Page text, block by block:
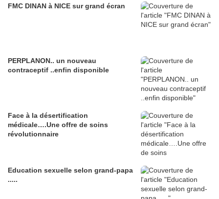
FMC DINAN à NICE sur grand écran
PERPLANON.. un nouveau
contraceptif ..enfin disponible
Face à la désertification
médicale….Une offre de soins
révolutionnaire
Education sexuelle selon grand-papa
.....